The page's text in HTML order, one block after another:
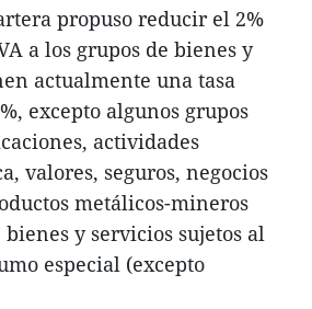
propuso reducir el 2%
a los grupos de bienes y
actualmente una tasa
excepto algunos grupos
actividades
valores, seguros, negocios
metálicos-mineros
y servicios sujetos al
especial (excepto